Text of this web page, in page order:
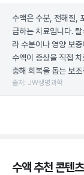
수액은 수분, 전해질,
급하는 치료입니다.
라 수분이나 영양 보
수액이 증상을 직접
충해 회복을 돕는 보
출처: JW생명과학
수액 추천 콘텐츠